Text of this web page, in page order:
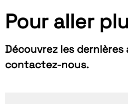
Pour aller
Découvrez les
contactez-nous.